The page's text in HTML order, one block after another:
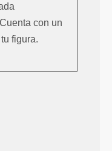
con un
figura.